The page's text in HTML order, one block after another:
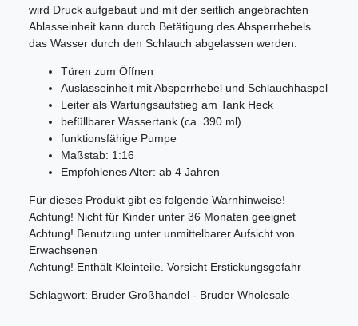
wird Druck aufgebaut und mit der seitlich angebrachten
Ablasseinheit kann durch Betätigung des Absperrhebels
das Wasser durch den Schlauch abgelassen werden.
Türen zum Öffnen
Auslasseinheit mit Absperrhebel und Schlauchhaspel
Leiter als Wartungsaufstieg am Tank Heck
befüllbarer Wassertank (ca. 390 ml)
funktionsfähige Pumpe
Maßstab: 1:16
Empfohlenes Alter: ab 4 Jahren
Für dieses Produkt gibt es folgende Warnhinweise!
Achtung! Nicht für Kinder unter 36 Monaten geeignet
Achtung! Benutzung unter unmittelbarer Aufsicht von
Erwachsenen
Achtung! Enthält Kleinteile. Vorsicht Erstickungsgefahr
Schlagwort: Bruder Großhandel - Bruder Wholesale